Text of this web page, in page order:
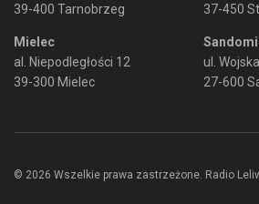
39-400 Tarnobrzeg
Mielec
al. Niepodległości 12
39-300 Mielec
37-450
ul.
27-600
© 2026 Wszelkie prawa zastrzeżone. Radio